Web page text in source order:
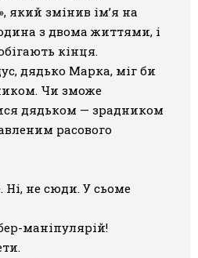
який змінив ім’я на
з двома життями, і
кінця.
дядько Марка, міг би
Чи зможе
дядьком — зрадником
расового
Ні, не сюди. У сьоме
маніпулярій!